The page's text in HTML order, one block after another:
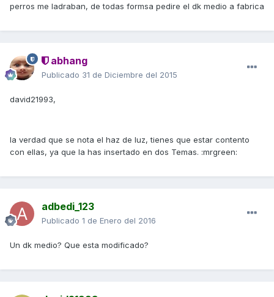
perros me ladraban, de todas formsa pedire el dk medio a fabrica
abhang
Publicado 31 de Diciembre del 2015
david21993,
la verdad que se nota el haz de luz, tienes que estar contento
con ellas, ya que la has insertado en dos Temas. :mrgreen:
adbedi_123
Publicado 1 de Enero del 2016
Un dk medio? Que esta modificado?